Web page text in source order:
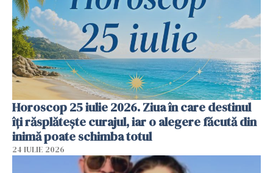
Horoscop 25 iulie 2026. Ziua în care destinul
îți răsplătește curajul, iar o alegere făcută din
inimă poate schimba totul
24 IULIE 2026